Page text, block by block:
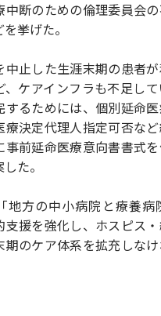
中断のための倫理委員会
挙げた。
中止した生涯末期の患者
、ケアインフラも不足して
するためには、個別延命
療決定代理人指定可否な
事前延命医療意向書書式
た。
地方の中小病院と療養病
支援を強化し、ホスピス
期のケア体系を拡充しな